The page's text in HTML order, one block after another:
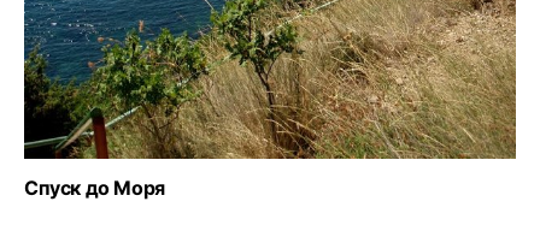
Спуск до Моря